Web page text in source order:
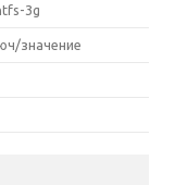
3g
значение